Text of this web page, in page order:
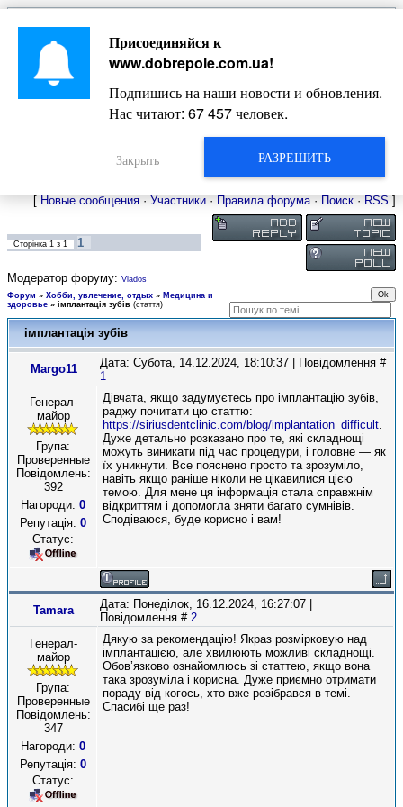
Главная
Новости
Довідкова
Фото
Оголошення
Видео
Жизнь Добропольского края
[ Новые сообщения · Участники · Правила форума· Поиск · RSS ]
Сторінка 1 з 1 1
Модератор форуму: Vlados
Форум » Хобби, увлечение, отдых » Медицина и
здоровье » імплантація зубів (стаття)
імплантація зубів
Margo11
Дата: Субота, 14.12.2024, 18:10:37 | Повідомлення #
1
Генерал-
майор
Група:
Проверенные
Повідомлень:
392
Нагороди: 0
Репутація: 0
Статус:
Дівчата, якщо задумуєтесь про імплантацію зубів,
раджу почитати цю статтю:
https://siriusdentclinic.com/blog/implantation_difficult.
Дуже детально розказано про те, які складнощі
можуть виникати під час процедури, і головне — як
їх уникнути. Все пояснено просто та зрозуміло,
навіть якщо раніше ніколи не цікавилися цією
темою. Для мене ця інформація стала справжнім
відкриттям і допомогла зняти багато сумнівів.
Сподіваюся, буде корисно і вам!
Tamara
Дата: Понеділок, 16.12.2024, 16:27:07 |
Повідомлення # 2
Генерал-
майор
Група:
Проверенные
Повідомлень:
347
Нагороди: 0
Репутація: 0
Статус:
Дякую за рекомендацію! Якраз розмірковую над
імплантацією, але хвилюють можливі складнощі.
Обов’язково ознайомлюсь зі статтею, якщо вона
така зрозуміла і корисна. Дуже приємно отримати
пораду від когось, хто вже розібрався в темі.
Спасибі ще раз!
Присоединяйся к
www.dobrepole.com.ua!
Подпишись на наши новости и обновления.
Нас читают: 67 457человек.
РАЗРЕШИТЬ
Закрыть